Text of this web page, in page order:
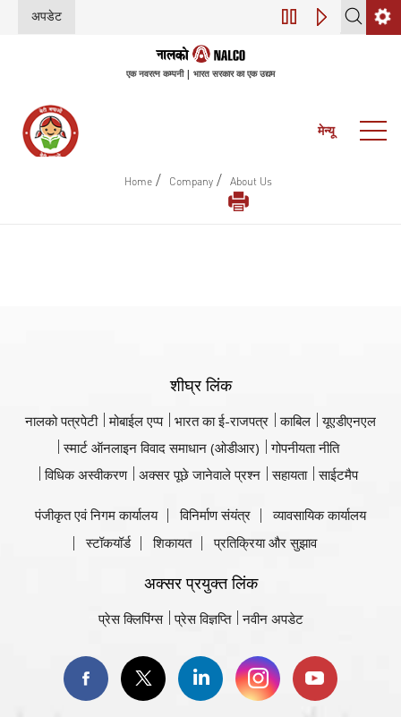
अपडेट डिजिटल परिवर्तन
एक नवरत्न कम्पनी | भारत सरकार का एक उद्यम
मेन्यू
Home / Company / About Us
शीघ्र लिंक
नालको पत्रपेटी मोबाईल एप्प भारत का ई-राजपत्र काबिल
यूएडीएनएल
स्मार्ट ऑनलाइन विवाद समाधान (ओडीआर)
गोपनीयता नीति
विधिक अस्वीकरण
अक्सर पूछे जानेवाले प्रश्न सहायता साईटमैप
पंजीकृत एवं निगम कार्यालय विनिर्माण संयंत्र
व्यावसायिक कार्यालय
स्टॉकयॉर्ड
शिकायत प्रतिक्रिया और सुझाव
अक्सर प्रयुक्त लिंक
प्रेस क्लिपिंग्स प्रेस विज्ञप्ति नवीन अपडेट